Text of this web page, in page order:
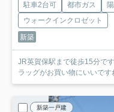
駐車2台可 都市ガス
ウォークインクロゼット
新築
JR英賀保駅まで徒歩15分で
ラッグがお買い物にいいで
新築一戸建